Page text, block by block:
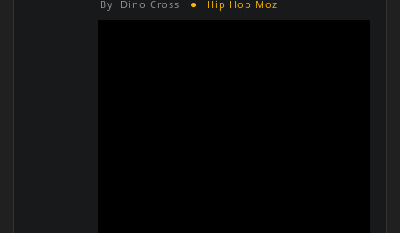
By Dino Cross Hip Hop Moz